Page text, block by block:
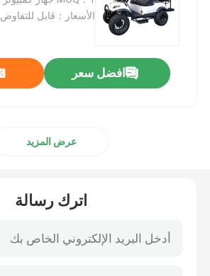
عربة جولف كهربائية
الأسعار：قابل للتفاوض
افضل سعر
عرض المزيد
اترك رسالة